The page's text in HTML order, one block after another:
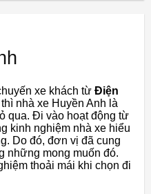
xe khách từ Điện
nhà xe Huyền Anh là
qua. Đi vào hoạt động từ
kinh nghiệm nhà xe hiểu
Do đó, đơn vị đã cung
những mong muốn đó.
thoải mái khi chọn đi